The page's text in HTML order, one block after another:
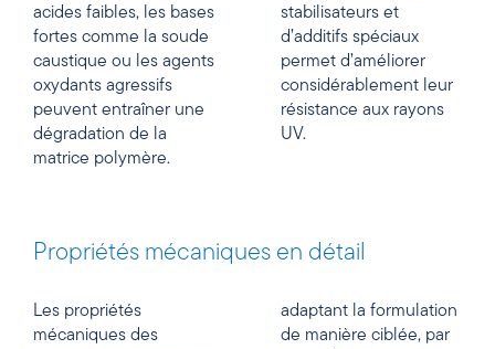
acides faibles, les bases
fortes comme la soude
caustique ou les agents
oxydants agressifs
peuvent entraîner une
dégradation de la
matrice polymère.
stabilisateurs et
d’additifs spéciaux
permet d’améliorer
considérablement leur
résistance aux rayons
UV.
Propriétés mécaniques en détail
Les propriétés
mécaniques des
adaptant la formulation
de manière ciblée, par